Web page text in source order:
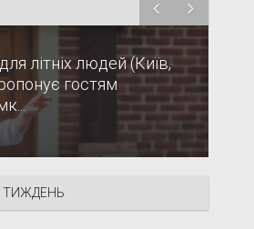
літніх людей (Київ,
гостям
ТИЖДЕНЬ